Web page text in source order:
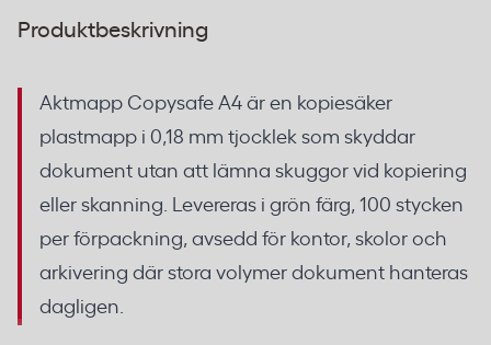
Produktbeskrivning
Aktmapp Copysafe A4 är en kopiesäker
plastmapp i 0,18 mm tjocklek som skyddar
dokument utan att lämna skuggor vid kopiering
eller skanning. Levereras i grön färg, 100 stycken
per förpackning, avsedd för kontor, skolor och
arkivering där stora volymer dokument hanteras
dagligen.